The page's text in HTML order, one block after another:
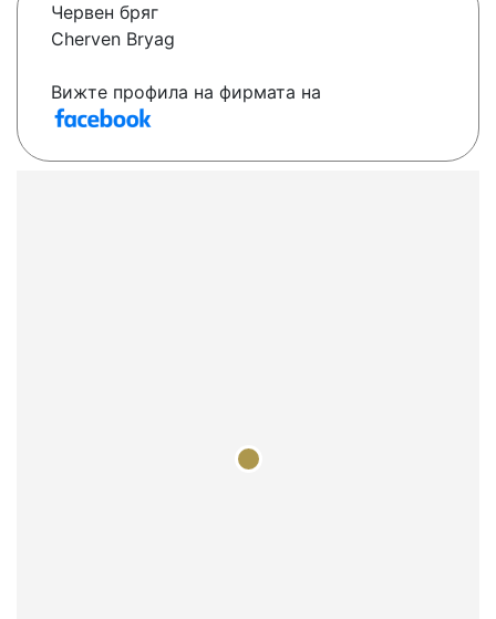
Червен бряг
Cherven Bryag
Вижте профила на фирмата на